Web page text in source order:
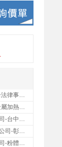
法律萬事通-陸懿聯合法律事務所
視野企業社-高週波金屬加熱設備,彰化高週波金屬加熱設備
鴻昇裝卸倉儲有限公司-台中貨櫃裝卸
洪文信企業股份有限公司-彰化鋅合金鑄造,彰化五金加工,彰化五金配件
萬環機械股份有限公司-粉體塗裝設備,輸送機,輸送機設備,台南輸送機